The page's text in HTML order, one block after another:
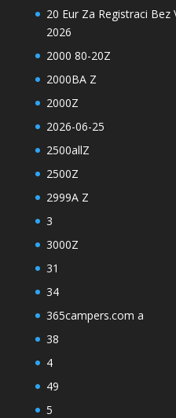
20 Eur Za Registraci
2026
2000 80-20Z
2000BA Z
2000Z
2026-06-25
2500allZ
2500Z
2999A Z
3
3000Z
31
34
365campers.com a
38
4
49
5